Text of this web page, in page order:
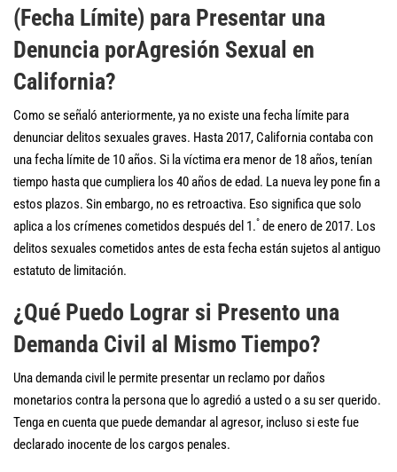
(Fecha Límite) para Presentar una
Denuncia porAgresión Sexual en
California?
Como se señaló anteriormente, ya no existe una fecha límite para
denunciar delitos sexuales graves. Hasta 2017, California contaba con
una fecha límite de 10 años. Si la víctima era menor de 18 años, tenían
tiempo hasta que cumpliera los 40 años de edad. La nueva ley pone fin a
estos plazos. Sin embargo, no es retroactiva. Eso significa que solo
aplica a los crímenes cometidos después del 1.° de enero de 2017. Los
delitos sexuales cometidos antes de esta fecha están sujetos al antiguo
estatuto de limitación.
¿Qué Puedo Lograr si Presento una
Demanda Civil al Mismo Tiempo?
Una demanda civil le permite presentar un reclamo por daños
monetarios contra la persona que lo agredió a usted o a su ser querido.
Tenga en cuenta que puede demandar al agresor, incluso si este fue
declarado inocente de los cargos penales.